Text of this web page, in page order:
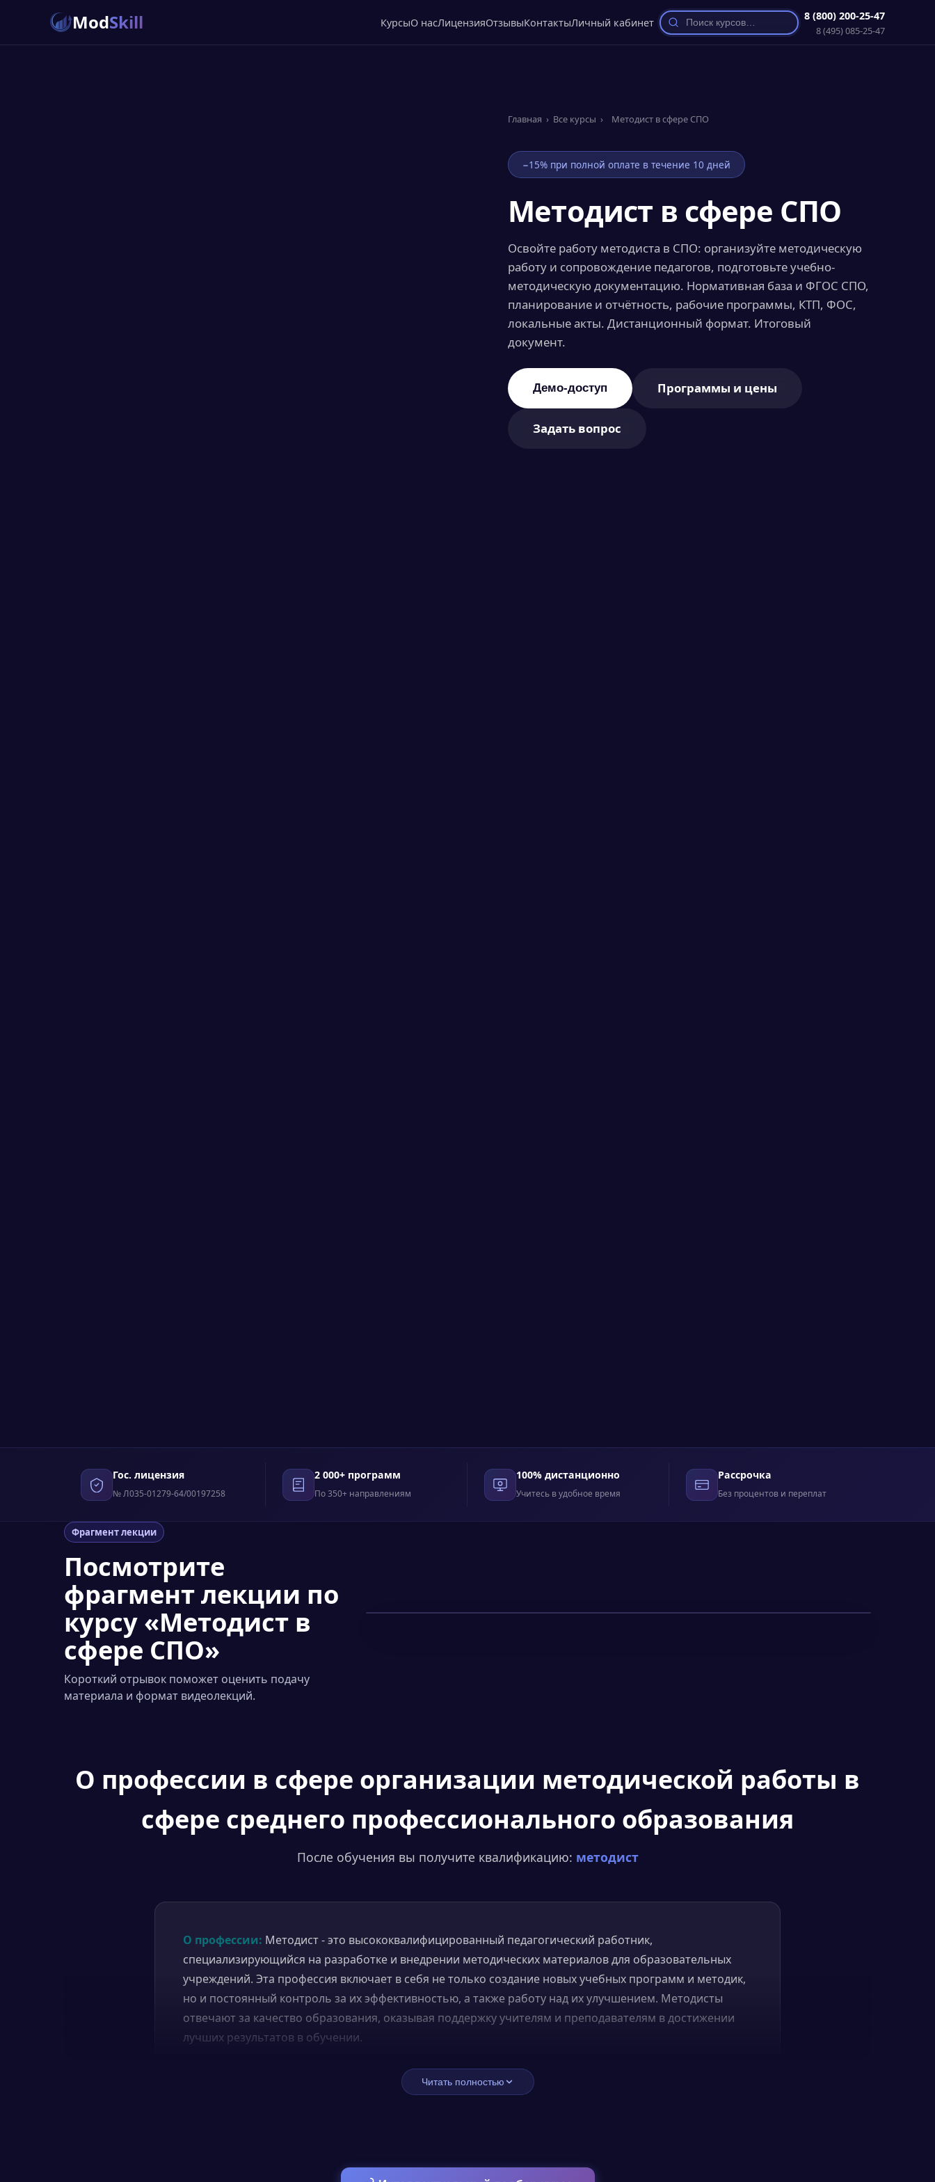
ModSkill КурсыО насЛицензияОтзывыКонтактыЛичный кабинет
8 (800) 200-25-47
8 (495) 085-25-47
Главная › Все курсы › Методист в сфере СПО
−15% при полной оплате в течение 10 дней
Методист в сфере СПО
Освойте работу методиста в СПО: организуйте методическую
работу и сопровождение педагогов, подготовьте учебно-
методическую документацию. Нормативная база и ФГОС СПО,
планирование и отчётность, рабочие программы, КТП, ФОС,
локальные акты. Дистанционный формат. Итоговый
документ.
Демо-доступ Программы и цены
Задать вопрос
Гос. лицензия
№ Л035-01279-64/00197258
2 000+ программ
По 350+ направлениям
100% дистанционно
Учитесь в удобное время
Рассрочка
Без процентов и переплат
Фрагмент лекции
Посмотрите
фрагмент лекции по
курсу «Методист в
сфере СПО»
Короткий отрывок поможет оценить подачу
материала и формат видеолекций.
О профессии в сфере организации методической работы в
сфере среднего профессионального образования
После обучения вы получите квалификацию: методист
О профессии: Методист - это высококвалифицированный педагогический работник,
специализирующийся на разработке и внедрении методических материалов для образовательных
учреждений. Эта профессия включает в себя не только создание новых учебных программ и методик,
но и постоянный контроль за их эффективностью, а также работу над их улучшением. Методисты
отвечают за качество образования, оказывая поддержку учителям и преподавателям в достижении
лучших результатов в обучении.
Методист занимается разработкой образовательных программ, методических
рекомендаций и учебных материалов, оценивает эффективность образовательных программ и
Методисты могут работать в различных образовательных учреждениях, включая
Читать полностью